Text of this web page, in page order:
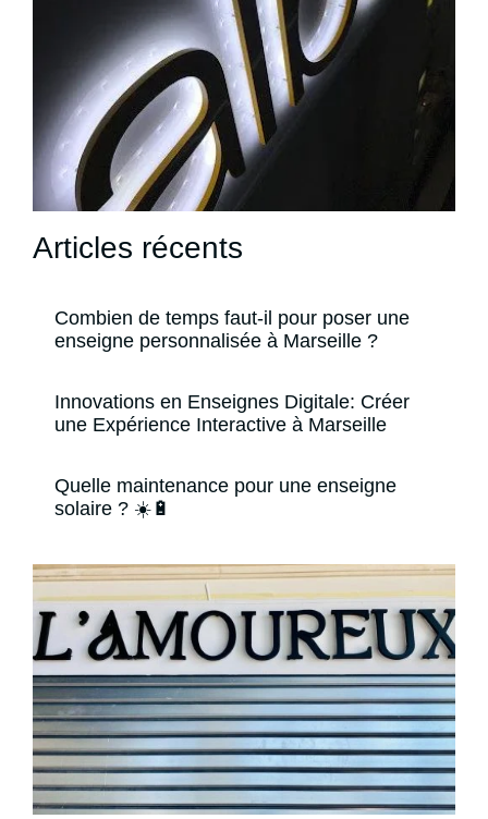
Articles récents
Combien de temps faut-il pour poser une
enseigne personnalisée à Marseille ?
Innovations en Enseignes Digitale: Créer
une Expérience Interactive à Marseille
Quelle maintenance pour une enseigne
solaire ? ☀️🔋